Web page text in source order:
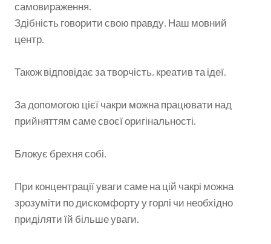
самовираження.
Здібність говорити свою правду. Наш мовний
центр.
Також відповідає за творчість, креатив та ідеї.
За допомогою цієї чакри можна працювати над
прийняттям саме своєї оригінальності.
Блокує брехня собі.
При концентрації уваги саме на цій чакрі можна
зрозуміти по дискомфорту у горлі чи необхідно
приділяти їй більше уваги.